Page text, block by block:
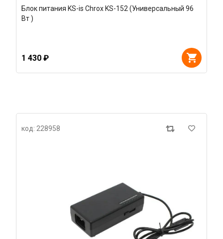
Блок питания KS-is Chrox KS-152 (Универсальный 96
Вт )
1 430 ₽
код: 228958